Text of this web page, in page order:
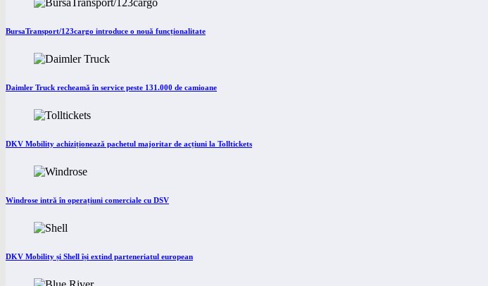
BursaTransport/123cargo introduce o nouă funcționalitate
Daimler Truck recheamă în service peste 131.000 de camioane
DKV Mobility achiziționează pachetul majoritar de acțiuni la Tolltickets
Windrose intră în operațiuni comerciale cu DSV
DKV Mobility și Shell își extind parteneriatul european